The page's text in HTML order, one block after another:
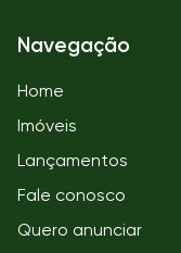
Navegação
Home
Imóveis
Lançamentos
Fale conosco
Quero anunciar